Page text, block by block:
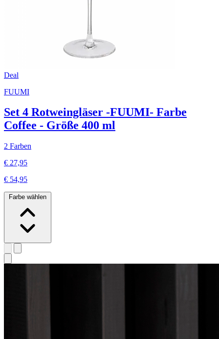
Deal
FUUMI
Set 4 Rotweingläser -FUUMI- Farbe
Coffee - Größe 400 ml
2 Farben
€ 27,95
€ 54,95
Farbe wählen